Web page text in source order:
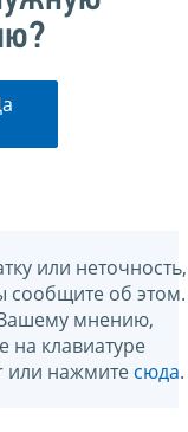
или неточность,
сообщите об этом.
Вашему мнению,
на клавиатуре
или нажмите сюда.